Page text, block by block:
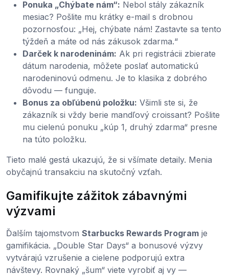
Ponuka „Chýbate nám“: Nebol stály zákazník
mesiac? Pošlite mu krátky e-mail s drobnou
pozornosťou: „Hej, chýbate nám! Zastavte sa tento
týždeň a máte od nás zákusok zdarma.“
Darček k narodeninám: Ak pri registrácii zbierate
dátum narodenia, môžete poslať automatickú
narodeninovú odmenu. Je to klasika z dobrého
dôvodu — funguje.
Bonus za obľúbenú položku: Všimli ste si, že
zákazník si vždy berie mandľový croissant? Pošlite
mu cielenú ponuku „kúp 1, druhý zdarma“ presne
na túto položku.
Tieto malé gestá ukazujú, že si všímate detaily. Menia
obyčajnú transakciu na skutočný vzťah.
Gamifikujte zážitok zábavnými
výzvami
Ďalším tajomstvom Starbucks Rewards Program je
gamifikácia. „Double Star Days“ a bonusové výzvy
vytvárajú vzrušenie a cielene podporujú extra
návštevy. Rovnaký „šum“ viete vyrobiť aj vy —